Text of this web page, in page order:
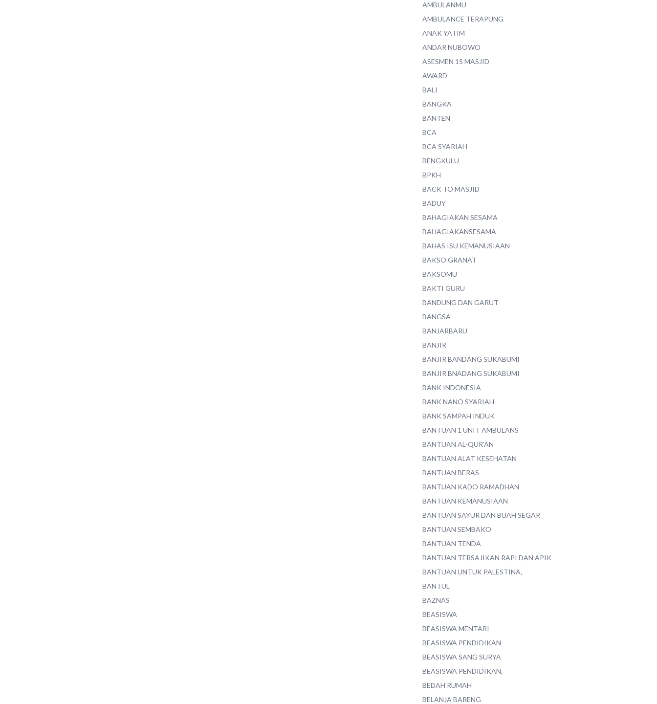
AMBULANMU
AMBULANCE TERAPUNG
ANAK YATIM
ANDAR NUBOWO
ASESMEN 15 MASJID
AWARD
BALI
BANGKA
BANTEN
BCA
BCA SYARIAH
BENGKULU
BPKH
BACK TO MASJID
BADUY
BAHAGIAKAN SESAMA
BAHAGIAKANSESAMA
BAHAS ISU KEMANUSIAAN
BAKSO GRANAT
BAKSOMU
BAKTI GURU
BANDUNG DAN GARUT
BANGSA
BANJARBARU
BANJIR
BANJIR BANDANG SUKABUMI
BANJIR BNADANG SUKABUMI
BANK INDONESIA
BANK NANO SYARIAH
BANK SAMPAH INDUK
BANTUAN 1 UNIT AMBULANS
BANTUAN AL-QUR'AN
BANTUAN ALAT KESEHATAN
BANTUAN BERAS
BANTUAN KADO RAMADHAN
BANTUAN KEMANUSIAAN
BANTUAN SAYUR DAN BUAH SEGAR
BANTUAN SEMBAKO
BANTUAN TENDA
BANTUAN TERSAJIKAN RAPI DAN APIK
BANTUAN UNTUK PALESTINA,
BANTUL
BAZNAS
BEASISWA
BEASISWA MENTARI
BEASISWA PENDIDIKAN
BEASISWA SANG SURYA
BEASISWA PENDIDIKAN,
BEDAH RUMAH
BELANJA BARENG